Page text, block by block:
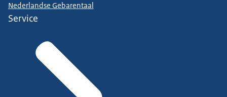
Nederlandse Gebarentaal
Service